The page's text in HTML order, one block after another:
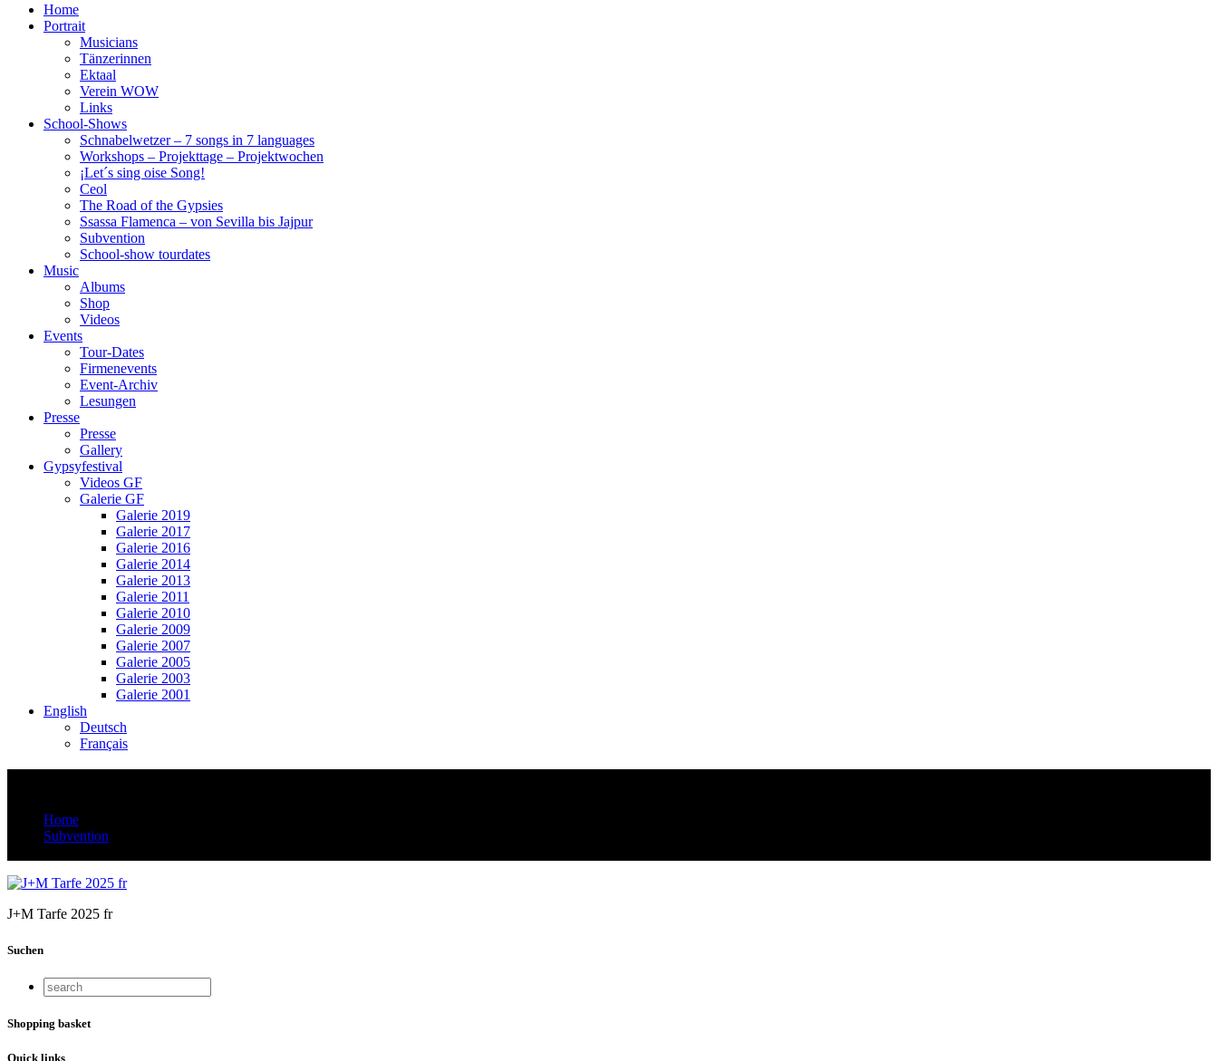
Home
Portrait
Musicians
Tänzerinnen
Ektaal
Verein WOW
Links
School-Shows
Schnabelwetzer – 7 songs in 7 languages
Workshops – Projekttage – Projektwochen
¡Let´s sing oise Song!
Ceol
The Road of the Gypsies
Ssassa Flamenca – von Sevilla bis Jajpur
Subvention
School-show tourdates
Music
Albums
Shop
Videos
Events
Tour-Dates
Firmenevents
Event-Archiv
Lesungen
Presse
Presse
Gallery
Gypsyfestival
Videos GF
Galerie GF
Galerie 2019
Galerie 2017
Galerie 2016
Galerie 2014
Galerie 2013
Galerie 2011
Galerie 2010
Galerie 2009
Galerie 2007
Galerie 2005
Galerie 2003
Galerie 2001
English
Deutsch
Français
Home
Subvention
J+M Tarfe 2025 fr
Suchen
Shopping basket
Quick links